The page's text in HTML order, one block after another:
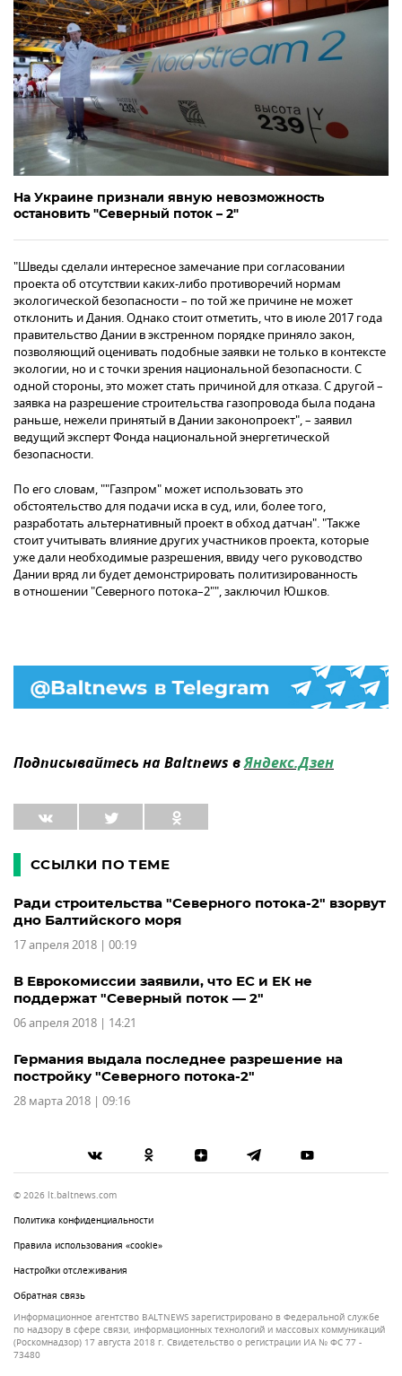
На Украине признали явную невозможность
остановить "Северный поток – 2"
"Шведы сделали интересное замечание при согласовании
проекта об отсутствии каких-либо противоречий нормам
экологической безопасности – по той же причине не может
отклонить и Дания. Однако стоит отметить, что в июле 2017 года
правительство Дании в экстренном порядке приняло закон,
позволяющий оценивать подобные заявки не только в контексте
экологии, но и с точки зрения национальной безопасности. С
одной стороны, это может стать причиной для отказа. С другой –
заявка на разрешение строительства газопровода была подана
раньше, нежели принятый в Дании законопроект", – заявил
ведущий эксперт Фонда национальной энергетической
безопасности.
По его словам, ""Газпром" может использовать это
обстоятельство для подачи иска в суд, или, более того,
разработать альтернативный проект в обход датчан". "Также
стоит учитывать влияние других участников проекта, которые
уже дали необходимые разрешения, ввиду чего руководство
Дании вряд ли будет демонстрировать политизированность
в отношении "Северного потока–2"", заключил Юшков.
Подписывайтесь на Baltnews вЯндекс.Дзен
ССЫЛКИ ПО ТЕМЕ
Ради строительства "Северного потока-2" взорвут
дно Балтийского моря
17 апреля 2018 | 00:19
В Еврокомиссии заявили, что ЕС и ЕК не
поддержат "Северный поток — 2"
06 апреля 2018 | 14:21
Германия выдала последнее разрешение на
постройку "Северного потока-2"
28 марта 2018 | 09:16
© 2026 lt.baltnews.com
Политика конфиденциальности
Правила использования «cookie»
Настройки отслеживания
Обратная связь
Информационное агентство BALTNEWS зарегистрировано в Федеральной службе
по надзору в сфере связи, информационных технологий и массовых коммуникаций
(Роскомнадзор) 17 августа 2018 г. Свидетельство о регистрации ИА № ФС 77 -
73480